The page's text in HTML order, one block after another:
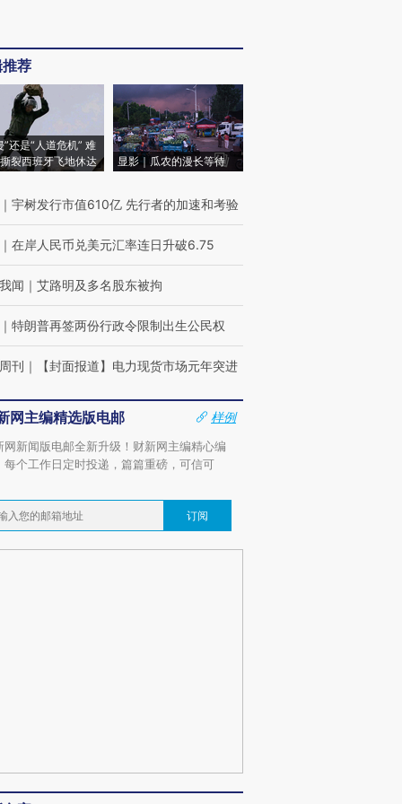
荐
”还是“人道危机” 难
裂西班牙飞地休达
显影｜瓜农的漫长等待
｜ 宇树发行市值610亿 先行者的加速和考验
｜ 在岸人民币兑美元汇率连日升破6.75
闻 ｜ 艾路明及多名股东被拘
｜ 特朗普再签两份行政令限制出生公民权
刊 ｜ 【封面报道】电力现货市场元年突进
网主编精选版电邮
样例
网新闻版电邮全新升级！财新网主编精心编
每个工作日定时投递，篇篇重磅，可信可
订阅